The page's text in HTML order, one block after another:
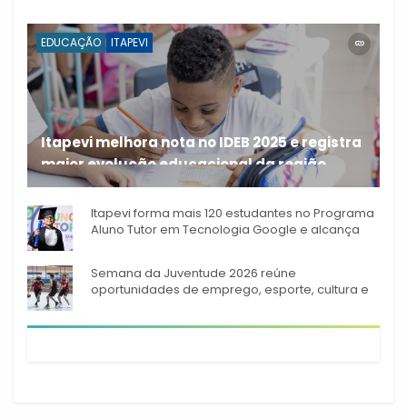
EDUCAÇÃO ITAPEVI
Itapevi melhora nota no IDEB 2025 e registra
maior evolução educacional da região
A rede municipal de ensino
Itapevi forma mais 120 estudantes no Programa
Aluno Tutor em Tecnologia Google e alcança
Semana da Juventude 2026 reúne
oportunidades de emprego, esporte, cultura e